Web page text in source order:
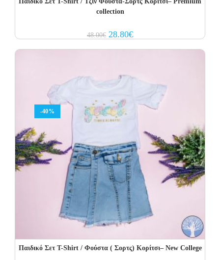
collection
48.00€ Original
price
28.80€Current
price
-40%
Παιδικό Σετ Τ-Shirt / Φούστα ( Σορτς) Κορίτσι– New College